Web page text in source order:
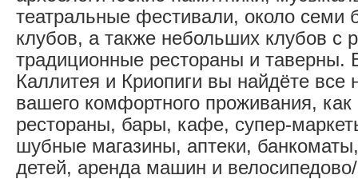
театральные фестивали, около семи
клубов, а также небольших клубов с
традиционные рестораны и таверны.
Каллитея и Криопиги вы найдёте все
вашего комфортного проживания,
рестораны, бары, кафе, супер-
шубные магазины, аптеки,
детей, аренда машин и